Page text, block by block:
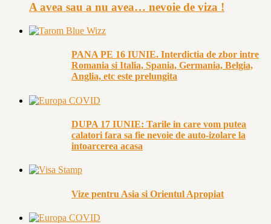
A avea sau a nu avea… nevoie de viza !
PANA PE 16 IUNIE. Interdictia de zbor intre
Romania si Italia, Spania, Germania, Belgia,
Anglia, etc este prelungita
DUPA 17 IUNIE: Tarile in care vom putea
calatori fara sa fie nevoie de auto-izolare la
intoarcerea acasa
Vize pentru Asia si Orientul Apropiat